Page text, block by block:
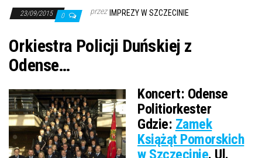
23/09/2015 0 przez IMPREZY W SZCZECINIE
Orkiestra Policji Duńskiej z
Odense…
Koncert: Odense
Politiorkester
Gdzie: Zamek
Książąt Pomorskich
w Szczecinie. Ul.